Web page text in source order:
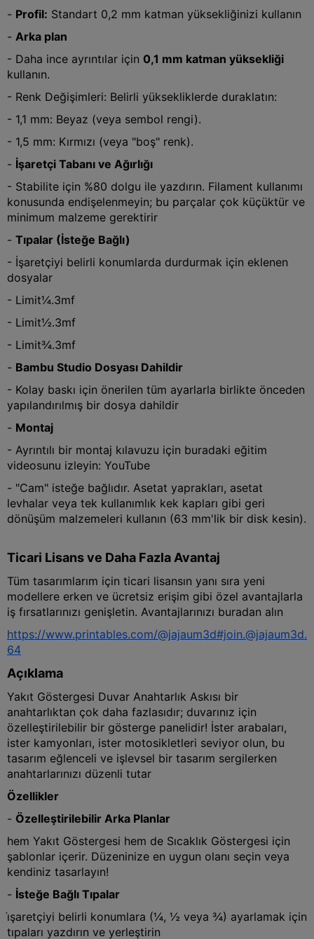
- Profil: Standart 0,2 mm katman yüksekliğinizi kullanın
- Arka plan
- Daha ince ayrıntılar için 0,1 mm katman yüksekliği
kullanın.
- Renk Değişimleri: Belirli yüksekliklerde duraklatın:
- 1,1 mm: Beyaz (veya sembol rengi).
- 1,5 mm: Kırmızı (veya "boş" renk).
- İşaretçi Tabanı ve Ağırlığı
- Stabilite için %80 dolgu ile yazdırın. Filament kullanımı
konusunda endişelenmeyin; bu parçalar çok küçüktür ve
minimum malzeme gerektirir
- Tıpalar (İsteğe Bağlı)
- İşaretçiyi belirli konumlarda durdurmak için eklenen
dosyalar
- Limit¼.3mf
- Limit½.3mf
- Limit¾.3mf
- Bambu Studio Dosyası Dahildir
- Kolay baskı için önerilen tüm ayarlarla birlikte önceden
yapılandırılmış bir dosya dahildir
- Montaj
- Ayrıntılı bir montaj kılavuzu için buradaki eğitim
videosunu izleyin: YouTube
- "Cam" isteğe bağlıdır. Asetat yaprakları, asetat
levhalar veya tek kullanımlık kek kapları gibi geri
dönüşüm malzemeleri kullanın (63 mm'lik bir disk kesin).
Ticari Lisans ve Daha Fazla Avantaj
Tüm tasarımlarım için ticari lisansın yanı sıra yeni
modellere erken ve ücretsiz erişim gibi özel avantajlarla
iş fırsatlarınızı genişletin. Avantajlarınızı buradan alın
https://www.printables.com/@jajaum3d#join.@jajaum3d.
64
Açıklama
Yakıt Göstergesi Duvar Anahtarlık Askısı bir
anahtarlıktan çok daha fazlasıdır; duvarınız için
özelleştirilebilir bir gösterge panelidir! İster arabaları,
ister kamyonları, ister motosikletleri seviyor olun, bu
tasarım eğlenceli ve işlevsel bir tasarım sergilerken
anahtarlarınızı düzenli tutar
Özellikler
- Özelleştirilebilir Arka Planlar
hem Yakıt Göstergesi hem de Sıcaklık Göstergesi için
şablonlar içerir. Düzeninize en uygun olanı seçin veya
kendiniz tasarlayın!
- İsteğe Bağlı Tıpalar
i̇şaretçiyi belirli konumlara (¼, ½ veya ¾) ayarlamak için
tıpaları yazdırın ve yerleştirin